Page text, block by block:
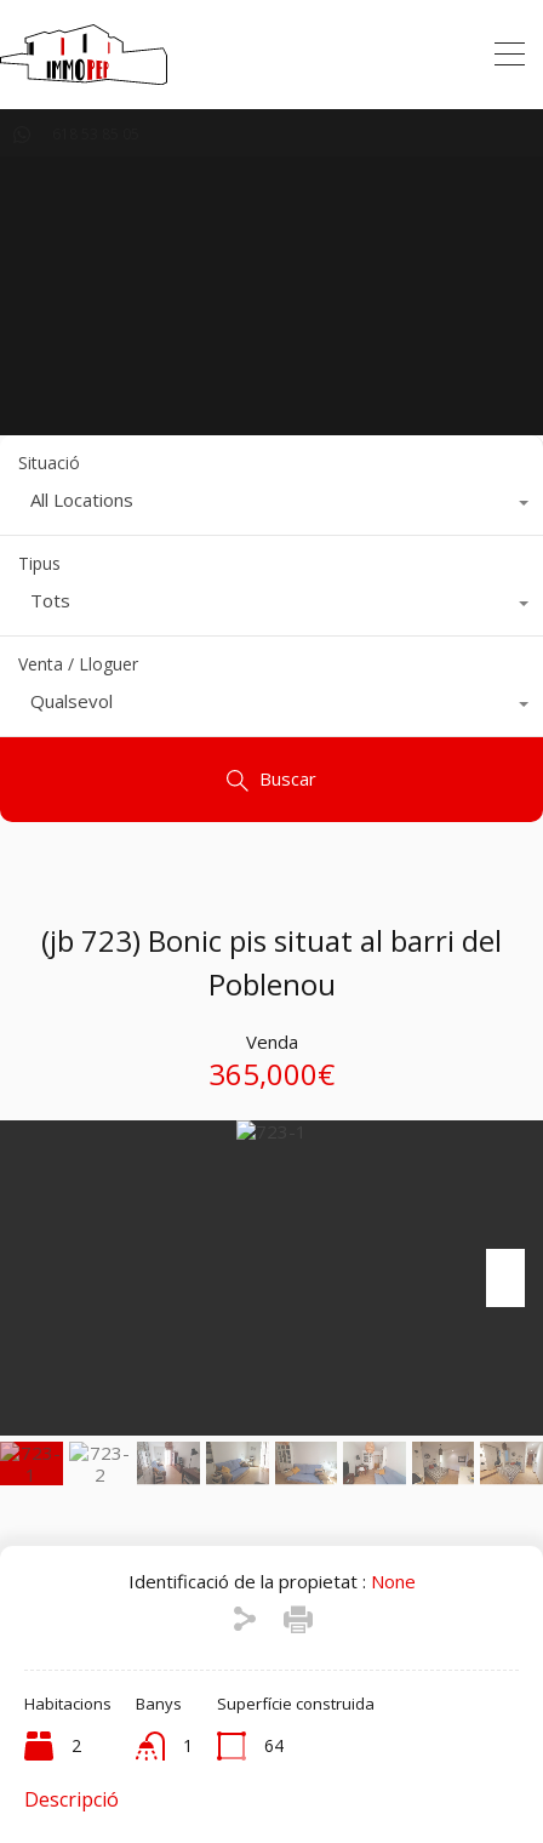
Situació
All Locations
Tipus
Tots
Venta / Lloguer
Qualsevol
Buscar
(jb 723) Bonic pis situat al barri del
Poblenou
Venda
365,000€
Identificació de la propietat : None
Habitacions
2
Banys
1
Superfície construida
64
Descripció